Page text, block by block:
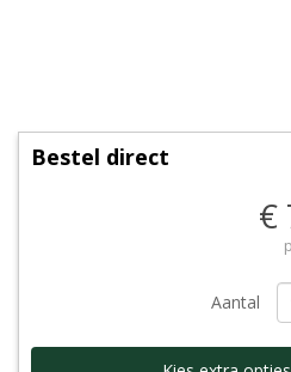
Bestel direct
€
Aantal